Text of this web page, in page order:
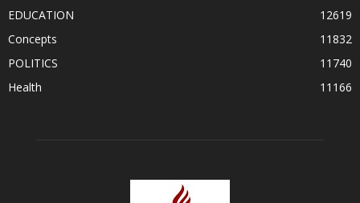
EDUCATION
12619
Concepts
11832
POLITICS
11740
Health
11166